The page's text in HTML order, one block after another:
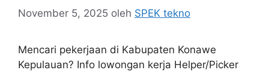
November 5, 2025 oleh SPEK tekno
Mencari pekerjaan di Kabupaten Konawe
Kepulauan? Info lowongan kerja Helper/Picker